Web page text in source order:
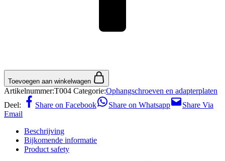
Toevoegen aan winkelwagen
Artikelnummer:T004 Categorie:Ophangschroeven en adapterplaten
Deel:
Share on Facebook Share on Whatsapp
Share Via
Email
Beschrijving
Bijkomende informatie
Product safety